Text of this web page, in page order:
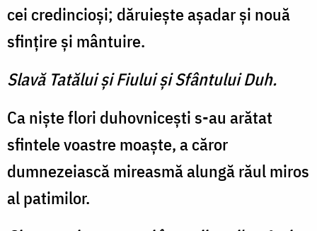
cei credincioși; dăruiește așadar și nouă
sfințire și mântuire.
Slavă Tatălui şi Fiului şi Sfântului Duh.
Ca niște flori duhovnicești s-au arătat
sfintele voastre moaște, a căror
dumnezeiască mireasmă alungă răul miros
al patimilor.